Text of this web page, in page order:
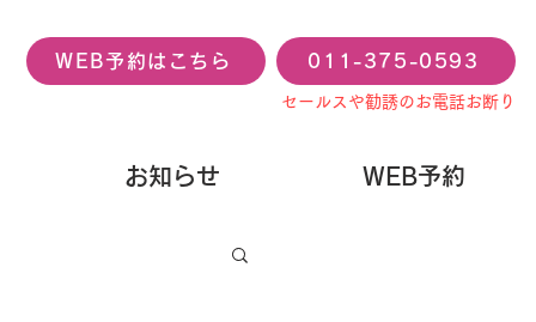
WEB予約はこちら 011-375-0593
セールスや勧誘のお電話お断り
お知らせ WEB予約